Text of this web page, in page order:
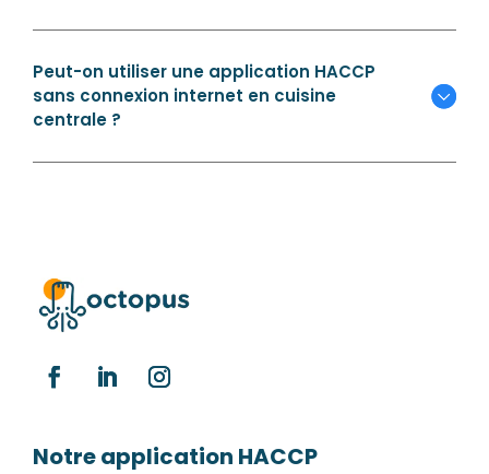
Peut-on utiliser une application HACCP
sans connexion internet en cuisine
centrale ?
Notre application HACCP